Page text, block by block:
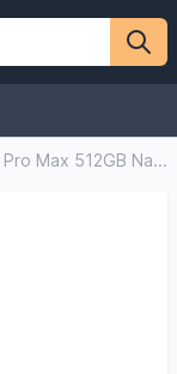
Apple iPhone 16 Pro Max 512GB Natural Titanium, mobitel